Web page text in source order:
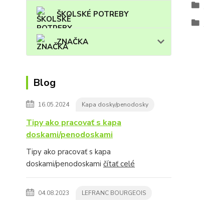
ŠKOLSKÉ POTREBY
ZNAČKA
Blog
16.05.2024 Kapa dosky/penodosky
Tipy ako pracovať s kapa
doskami/penodoskami
Tipy ako pracovať s kapa
doskami/penodoskami čítať celé
04.08.2023 LEFRANC BOURGEOIS